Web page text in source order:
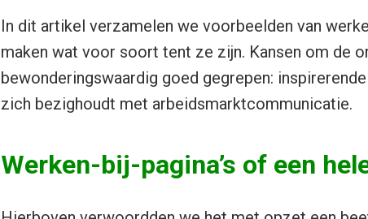
In dit artikel verzamelen we voorbeelden van
maken wat voor soort tent ze zijn. Kansen om de
bewonderingswaardig goed gegrepen:
zich bezighoudt met arbeidsmarktcommunicatie.
Werken-bij-pagina’s of een